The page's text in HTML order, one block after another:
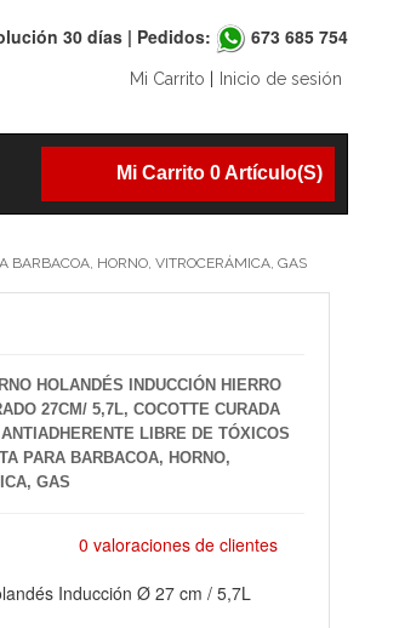
30 días | Pedidos: 673 685 754
Mi Carrito Inicio de sesión
Mi Carrito 0 Artículo(s)
BARBACOA, HORNO, VITROCERÁMICA, GAS
HOLANDÉS INDUCCIÓN HIERRO
27CM/ 5,7L, COCOTTE CURADA
LIBRE DE TÓXICOS
PARA BARBACOA, HORNO,
GAS
0 valoraciones de clientes
Inducción Ø 27 cm / 5,7L